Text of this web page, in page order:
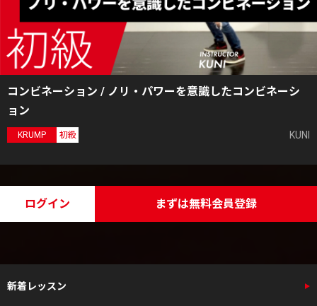
コンビネーション / ノリ・パワーを意識したコンビネーシ
ョン
KRUMP 初級 KUNI
ログイン まずは無料会員登録
新着レッスン